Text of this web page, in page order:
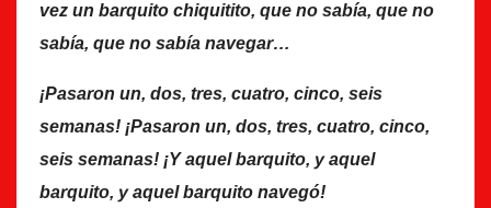
vez un barquito chiquitito, que no sabía, que no
sabía, que no sabía navegar…
¡Pasaron un, dos, tres, cuatro, cinco, seis
semanas! ¡Pasaron un, dos, tres, cuatro, cinco,
seis semanas! ¡Y aquel barquito, y aquel
barquito, y aquel barquito navegó!